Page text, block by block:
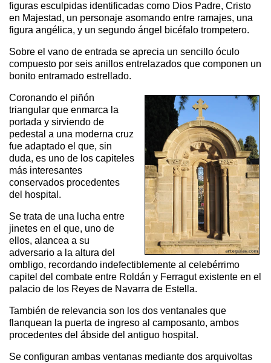
figuras esculpidas identificadas como Dios Padre, Cristo
en Majestad, un personaje asomando entre ramajes, una
figura angélica, y un segundo ángel bicéfalo trompetero.
Sobre el vano de entrada se aprecia un sencillo óculo
compuesto por seis anillos entrelazados que componen un
bonito entramado estrellado.
Coronando el piñón
triangular que enmarca la
portada y sirviendo de
pedestal a una moderna cruz
fue adaptado el que, sin
duda, es uno de los capiteles
más interesantes
conservados procedentes
del hospital.
Se trata de una lucha entre
jinetes en el que, uno de
ellos, alancea a su
adversario a la altura del
ombligo, recordando indefectiblemente al celebérrimo
capitel del combate entre Roldán y Ferragut existente en el
palacio de los Reyes de Navarra de Estella.
También de relevancia son los dos ventanales que
flanquean la puerta de ingreso al camposanto, ambos
procedentes del ábside del antiguo hospital.
Se configuran ambas ventanas mediante dos arquivoltas